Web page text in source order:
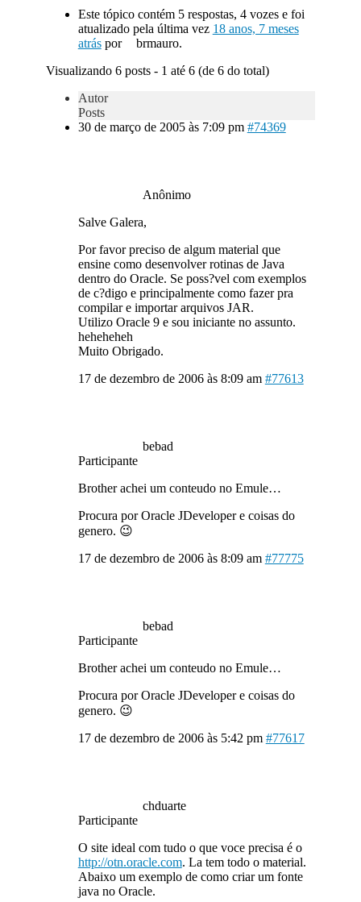
Este tópico contém 5 respostas, 4 vozes e foi
atualizado pela última vez 18 anos, 7 meses
atráspor
brmauro.
Visualizando 6 posts - 1 até 6 (de 6 do total)
Autor
Posts
30 de março de 2005 às 7:09 pm #74369
Anônimo
Salve Galera,
Por favor preciso de algum material que
ensine como desenvolver rotinas de Java
dentro do Oracle. Se poss?vel com exemplos
de c?digo e principalmente como fazer pra
compilar e importar arquivos JAR.
Utilizo Oracle 9 e sou iniciante no assunto.
heheheheh
Muito Obrigado.
17 de dezembro de 2006 às 8:09 am #77613
bebad
Participante
Brother achei um conteudo no Emule…
Procura por Oracle JDeveloper e coisas do
genero. 😉
17 de dezembro de 2006 às 8:09 am #77775
bebad
Participante
Brother achei um conteudo no Emule…
Procura por Oracle JDeveloper e coisas do
genero. 😉
17 de dezembro de 2006 às 5:42 pm #77617
chduarte
Participante
O site ideal com tudo o que voce precisa é o
http://otn.oracle.com. La tem todo o material.
Abaixo um exemplo de como criar um fonte
java no Oracle.